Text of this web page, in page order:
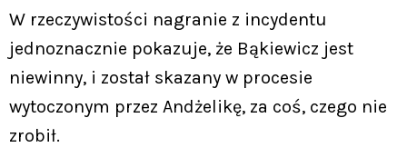
W rzeczywistości nagranie z incydentu
jednoznacznie pokazuje, że Bąkiewicz jest
niewinny, i został skazany w procesie
wytoczonym przez Andżelikę, za coś, czego nie
zrobił.